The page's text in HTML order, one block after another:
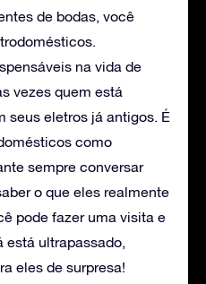
de bodas, você
na vida de
vezes quem está
seus eletros já antigos. É
como
sempre conversar
o que eles realmente
pode fazer uma visita e
está ultrapassado,
eles de surpresa!